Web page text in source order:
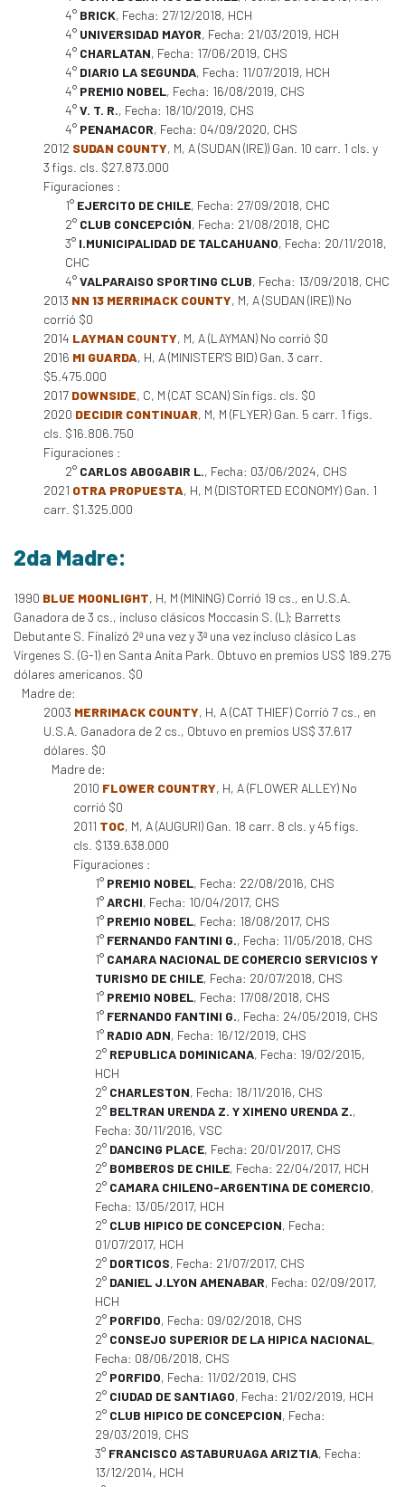
4° BRICK, Fecha: 27/12/2018, HCH
4° UNIVERSIDAD MAYOR, Fecha: 21/03/2019, HCH
4° CHARLATAN, Fecha: 17/06/2019, CHS
4° DIARIO LA SEGUNDA, Fecha: 11/07/2019, HCH
4° PREMIO NOBEL, Fecha: 16/08/2019, CHS
4°V. T. R., Fecha: 18/10/2019, CHS
4° PENAMACOR, Fecha: 04/09/2020, CHS
2012 SUDAN COUNTY, M, A (SUDAN (IRE)) Gan. 10 carr. 1 cls. y
3 figs. cls. $27.873.000
Figuraciones :
1° EJERCITO DE CHILE, Fecha: 27/09/2018, CHC
2° CLUB CONCEPCIÓN, Fecha: 21/08/2018, CHC
3° I.MUNICIPALIDAD DE TALCAHUANO, Fecha: 20/11/2018,
CHC
4°VALPARAISO SPORTING CLUB, Fecha: 13/09/2018, CHC
2013 NN 13 MERRIMACK COUNTY, M, A (SUDAN (IRE)) No
corrió $0
2014 LAYMAN COUNTY, M, A (LAYMAN) No corrió $0
2016 MI GUARDA, H, A (MINISTER'S BID) Gan. 3 carr.
$5.475.000
2017 DOWNSIDE, C, M (CAT SCAN) Sin figs. cls. $0
2020 DECIDIR CONTINUAR, M, M (FLYER) Gan. 5 carr. 1 figs.
cls. $16.806.750
Figuraciones :
2° CARLOS ABOGABIR L., Fecha: 03/06/2024, CHS
2021 OTRA PROPUESTA, H, M (DISTORTED ECONOMY) Gan. 1
carr. $1.325.000
2da Madre:
1990 BLUE MOONLIGHT, H, M (MINING) Corrió 19 cs., en U.S.A.
Ganadora de 3 cs., incluso clásicos Moccasin S. (L); Barretts
Debutante S. Finalizó 2ª una vez y 3ª una vez incluso clásico Las
Vírgenes S. (G-1) en Santa Anita Park. Obtuvo en premios US$ 189.275
dólares americanos. $0
Madre de:
2003 MERRIMACK COUNTY, H, A (CAT THIEF) Corrió 7 cs., en
U.S.A. Ganadora de 2 cs., Obtuvo en premios US$ 37.617
dólares. $0
Madre de:
2010 FLOWER COUNTRY, H, A (FLOWER ALLEY) No
corrió $0
2011 TOC, M, A (AUGURI) Gan. 18 carr. 8 cls. y 45 figs.
cls. $139.638.000
Figuraciones :
1° PREMIO NOBEL, Fecha: 22/08/2016, CHS
1°ARCHI, Fecha: 10/04/2017, CHS
1° PREMIO NOBEL, Fecha: 18/08/2017, CHS
1° FERNANDO FANTINI G., Fecha: 11/05/2018, CHS
1° CAMARA NACIONAL DE COMERCIO SERVICIOS Y
TURISMO DE CHILE, Fecha: 20/07/2018, CHS
1° PREMIO NOBEL, Fecha: 17/08/2018, CHS
1° FERNANDO FANTINI G., Fecha: 24/05/2019, CHS
1° RADIO ADN, Fecha: 16/12/2019, CHS
2° REPUBLICA DOMINICANA, Fecha: 19/02/2015,
HCH
2° CHARLESTON, Fecha: 18/11/2016, CHS
2° BELTRAN URENDA Z. Y XIMENO URENDA Z.,
Fecha: 30/11/2016, VSC
2° DANCING PLACE, Fecha: 20/01/2017, CHS
2° BOMBEROS DE CHILE, Fecha: 22/04/2017, HCH
2° CAMARA CHILENO-ARGENTINA DE COMERCIO,
Fecha: 13/05/2017, HCH
2° CLUB HIPICO DE CONCEPCION, Fecha:
01/07/2017, HCH
2° DORTICOS, Fecha: 21/07/2017, CHS
2° DANIEL J.LYON AMENABAR, Fecha: 02/09/2017,
HCH
2° PORFIDO, Fecha: 09/02/2018, CHS
2° CONSEJO SUPERIOR DE LA HIPICA NACIONAL,
Fecha: 08/06/2018, CHS
2° PORFIDO, Fecha: 11/02/2019, CHS
2° CIUDAD DE SANTIAGO, Fecha: 21/02/2019, HCH
2° CLUB HIPICO DE CONCEPCION, Fecha:
29/03/2019, CHS
3° FRANCISCO ASTABURUAGA ARIZTIA, Fecha:
13/12/2014, HCH